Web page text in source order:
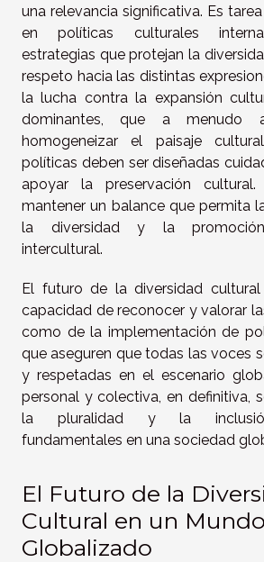
una relevancia significativa. Es
en políticas culturales
estrategias que protejan la
respeto hacia las distintas
la lucha contra la expansión
dominantes, que a menudo
homogeneizar el paisaje
políticas deben ser diseñadas
apoyar la preservación
mantener un balance que permita
la diversidad y la
intercultural.
El futuro de la diversidad
capacidad de reconocer y valorar
como de la implementación de
que aseguren que todas las voces
y respetadas en el escenario
personal y colectiva, en definitiva,
la pluralidad y la
fundamentales en una sociedad
El Futuro de la
Cultural en un Mundo
Globalizado